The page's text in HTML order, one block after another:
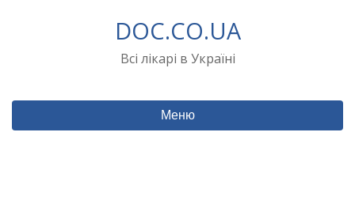
DOC.CO.UA
Всі лікарі в Україні
Меню